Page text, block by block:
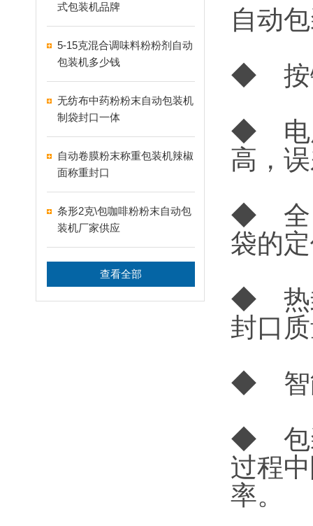
式包装机品牌
5-15克混合调味料粉粉剂自动
包装机多少钱
无纺布中药粉粉末自动包装机
制袋封口一体
自动卷膜粉末称重包装机辣椒
面称重封口
条形2克\包咖啡粉粉末自动包
装机厂家供应
查看全部
自动
◆ 按
◆ 电
高，
◆ 全
袋的
◆ 热
封口
◆ 智
◆ 包
过程
率。